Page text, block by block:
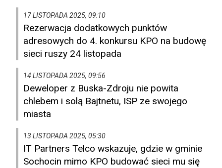
17 LISTOPADA 2025, 09:10
Rezerwacja dodatkowych punktów
adresowych do 4. konkursu KPO na budowę
sieci ruszy 24 listopada
14 LISTOPADA 2025, 09:56
Deweloper z Buska-Zdroju nie powita
chlebem i solą Bajtnetu, ISP ze swojego
miasta
13 LISTOPADA 2025, 05:30
IT Partners Telco wskazuje, gdzie w gminie
Sochocin mimo KPO budować sieci mu się